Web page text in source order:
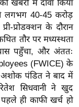
खबरों में दावा किया
लगभग 40-45 करोड़
प्रोडक्शन के दौरान
तौर पर मध्यस्थता
पहुँचा, और अंततः
(FWICE) के
पंडित ने बाद में
सिधवानी ने खुद
ही काफी खर्च हो